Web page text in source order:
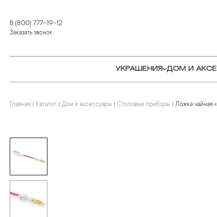
8 (800) 777-19-12
Заказать звонок
УКРАШЕНИЯ
КОЛЬЦА
БРОШИ
ЦЕПИ
ДОМ И
СТОЛОВЫЕ ПРИБОРЫ
ДЛЯ КОФЕ
ДЕТЯМ
КОЛЬЦА
КОЛЬЕ И ПОДВЕСКИ
КАМНЕРЕЗНОЕ
Главная Каталог Дом и аксессуары Столовые приборы Ложка чайная